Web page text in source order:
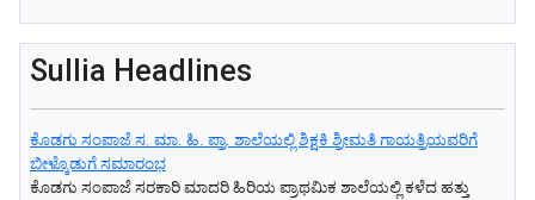
Sullia Headlines
ಕೊಡಗು ಸಂಪಾಜೆ ಸ. ಮಾ. ಹಿ. ಪ್ರಾ. ಶಾಲೆಯಲ್ಲಿ ಶಿಕ್ಷಕಿ ಶ್ರೀಮತಿ ಗಾಯತ್ರಿಯವರಿಗೆ
ಬೀಳ್ಕೊಡುಗೆ ಸಮಾರಂಭ
ಕೊಡಗು ಸಂಪಾಜೆ ಸರಕಾರಿ ಮಾದರಿ ಹಿರಿಯ ಪ್ರಾಥಮಿಕ ಶಾಲೆಯಲ್ಲಿ ಕಳೆದ ಹತ್ತು